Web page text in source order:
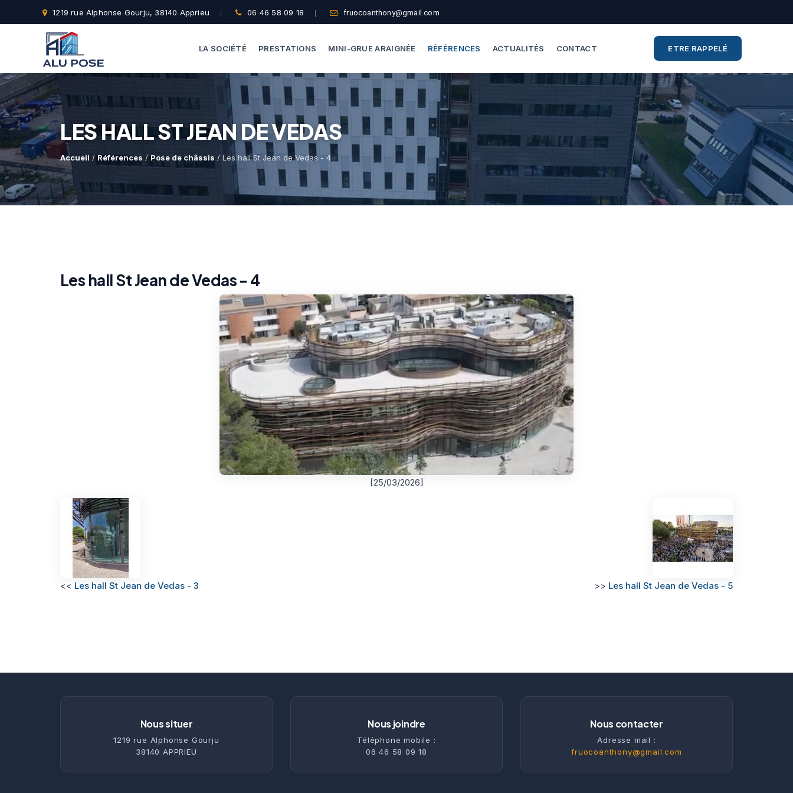
1219 rue Alphonse Gourju, 38140 Apprieu 06 46 58 09 18 fruocoanthony@gmail.com
LA SOCIÉTÉ PRESTATIONS
Dépannage Vitrages
Vitrine Magasin
Expertise Bris De Glace
Recherche De Fuite
MINI-GRUE ARAIGNÉE
Capacité De Levage
Accès Difficiles
Nos Formules
RÉFÉRENCES ACTUALITÉS CONTACT ETRE RAPPELÉ
LES HALL ST JEAN DE VEDAS
Accueil / Références /Pose de châssis / Les hall St Jean de Vedas - 4
Les hall St Jean de Vedas - 4
[25/03/2026]
<< Les hall St Jean de Vedas - 3 >> Les hall St Jean de Vedas - 5
Nous situer
1219 rue Alphonse Gourju
38140 APPRIEU
Nous joindre
Téléphone mobile :
06 46 58 09 18
Nous contacter
Adresse mail :
fruocoanthony@gmail.com